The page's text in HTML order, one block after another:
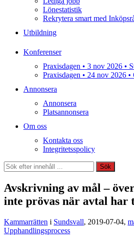
Lönestatistik
Rekrytera smart med
Utbildning
Konferenser
Praxisdagen • 3 nov 2026 •
Praxisdagen • 24 nov 2026 •
Annonsera
Annonsera
Platsannonsera
Om oss
Kontakta oss
Integritetsspolicy
Sök
Sök
Avskrivning av mål –
inte prövas när avtal har
Kammarrätten i Sundsvall, 2019-07-04,
Upphandlingsprocess